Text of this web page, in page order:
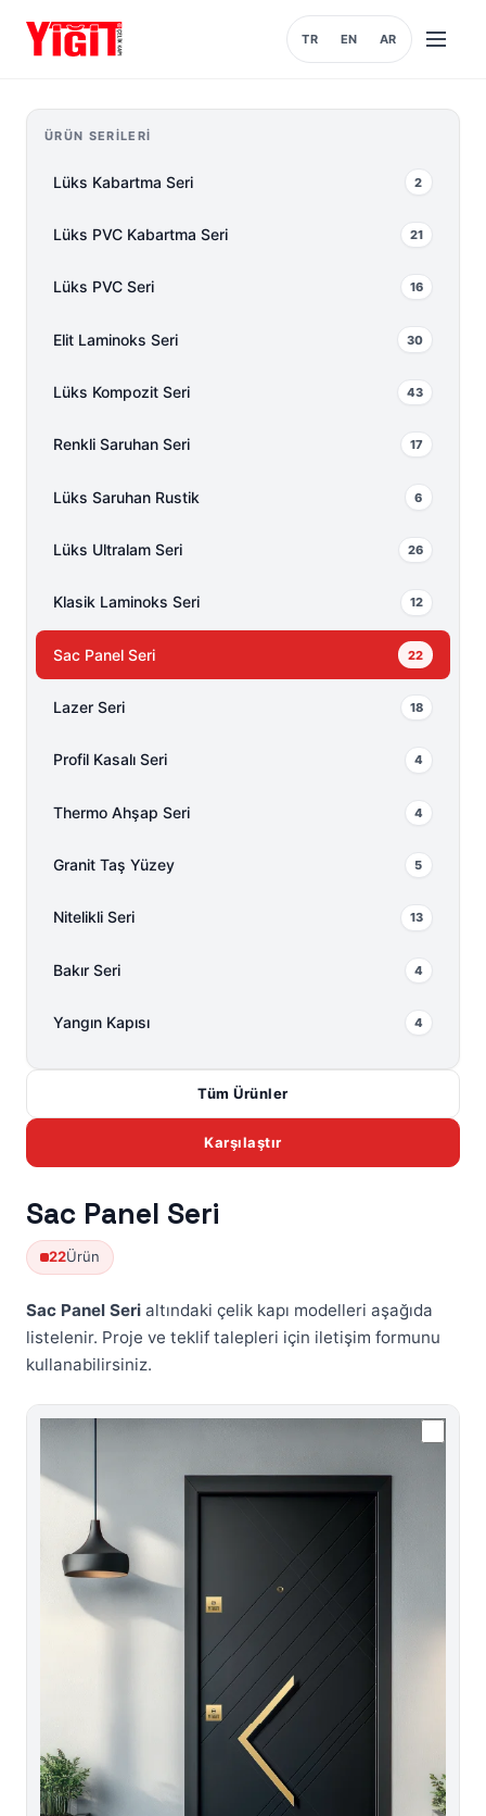
TR EN AR
Menüyü
ÜRÜN SERILERI
Lüks Kabartma Seri 2
Lüks PVC Kabartma Seri 21
Lüks PVC Seri 16
Elit Laminoks Seri 30
Lüks Kompozit Seri 43
Renkli Saruhan Seri 17
Lüks Saruhan Rustik 6
Lüks Ultralam Seri 26
Klasik Laminoks Seri 12
Sac Panel Seri 22
Lazer Seri 18
Profil Kasalı Seri 4
Thermo Ahşap Seri 4
Granit Taş Yüzey 5
Nitelikli Seri 13
Bakır Seri 4
Yangın Kapısı 4
Tüm Ürünler
Karşılaştır
Sac Panel Seri
22Ürün
Sac Panel Seri altındaki çelik kapı modelleri aşağıda
listelenir. Proje ve teklif talepleri için iletişim formunu
kullanabilirsiniz.